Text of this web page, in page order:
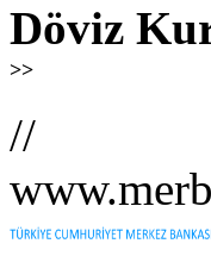
Döviz
>>
//